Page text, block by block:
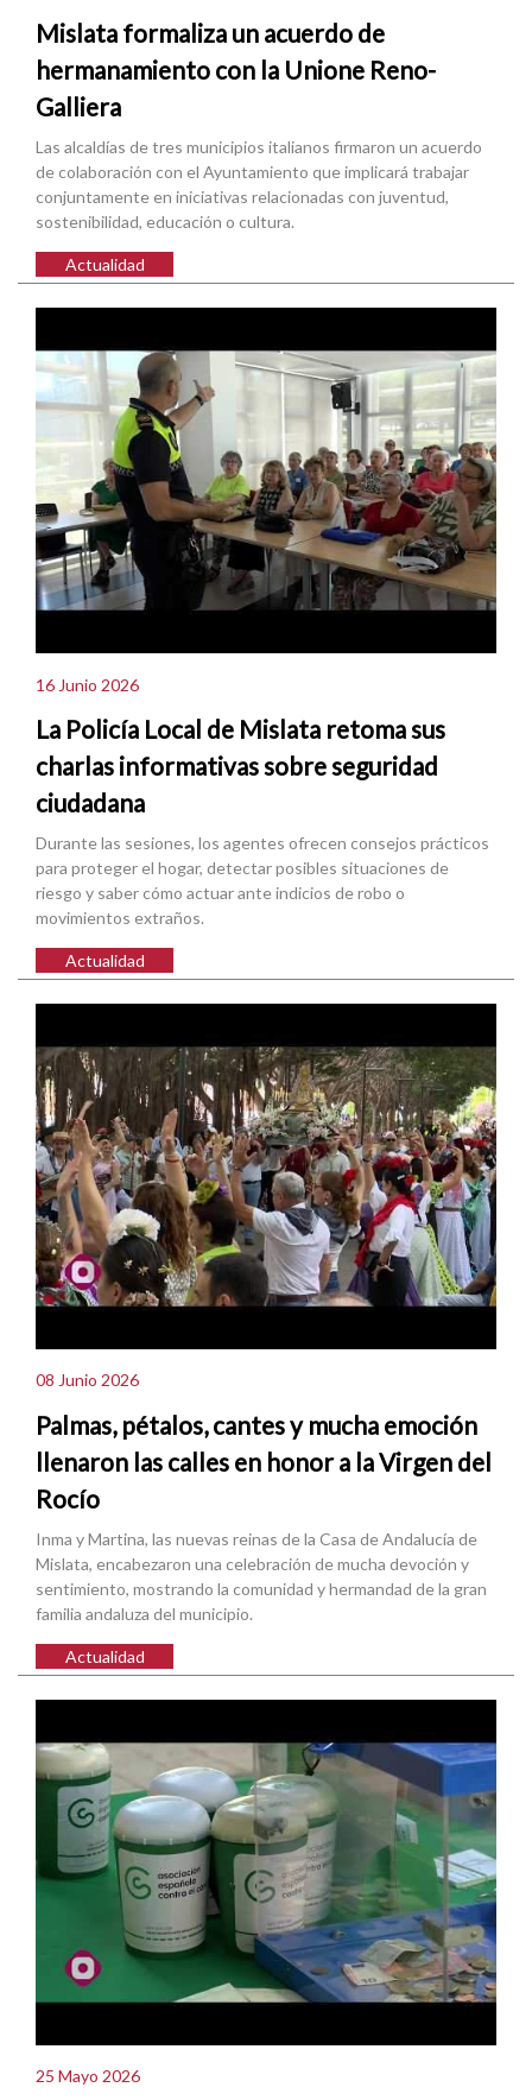
Mislata formaliza un acuerdo de
hermanamiento con la Unione Reno-
Galliera
Las alcaldías de tres municipios italianos firmaron un acuerdo
de colaboración con el Ayuntamiento que implicará trabajar
conjuntamente en iniciativas relacionadas con juventud,
sostenibilidad, educación o cultura.
Actualidad
16 Junio 2026
La Policía Local de Mislata retoma sus
charlas informativas sobre seguridad
ciudadana
Durante las sesiones, los agentes ofrecen consejos prácticos
para proteger el hogar, detectar posibles situaciones de
riesgo y saber cómo actuar ante indicios de robo o
movimientos extraños.
Actualidad
08 Junio 2026
Palmas, pétalos, cantes y mucha emoción
llenaron las calles en honor a la Virgen del
Rocío
Inma y Martina, las nuevas reinas de la Casa de Andalucía de
Mislata, encabezaron una celebración de mucha devoción y
sentimiento, mostrando la comunidad y hermandad de la gran
familia andaluza del municipio.
Actualidad
25 Mayo 2026